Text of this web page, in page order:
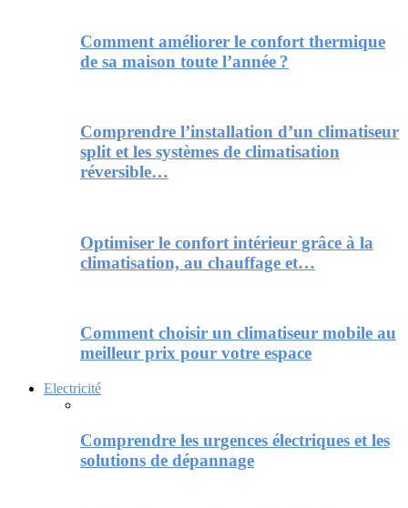
Comment améliorer le confort thermique
de sa maison toute l’année ?
Comprendre l’installation d’un climatiseur
split et les systèmes de climatisation
réversible…
Optimiser le confort intérieur grâce à la
climatisation, au chauffage et…
Comment choisir un climatiseur mobile au
meilleur prix pour votre espace
Electricité
Comprendre les urgences électriques et les
solutions de dépannage